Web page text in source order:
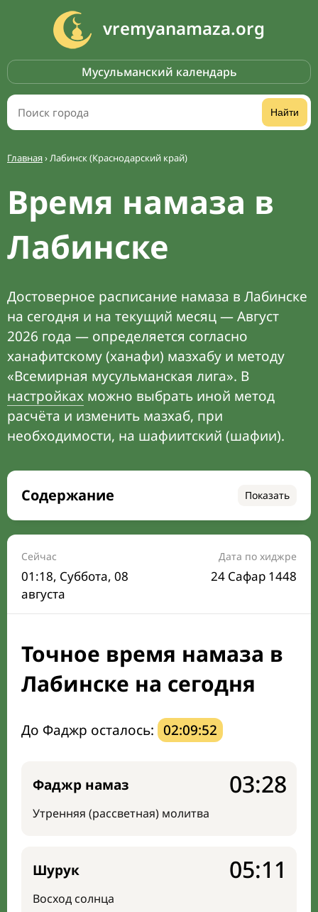
vremyanamaza.org
Мусульманский календарь
Найти
Главная›Лабинск (Краснодарский край)
Время намаза в
Лабинске
Достоверное расписание намаза в Лабинске
на сегодня и на текущий месяц — Август
2026 года — определяется согласно
ханафитскому (ханафи) мазхабу и методу
«Всемирная мусульманская лига». В
настройках можно выбрать иной метод
расчёта и изменить мазхаб, при
необходимости, на шафиитский (шафии).
Содержание Показать
Время намаза на сегодня
Расписание на месяц
Время Сухура и Ифтара на сегодня
Календарь рамадана
Направление киблы
Сейчас
01:18, Суббота, 08
августа
Дата по хиджре
24 Сафар 1448
Точное время намаза в
Лабинске на сегодня
До Фаджр осталось: 02:09:51
Фаджр намаз
Утренняя (рассветная) молитва
03:28
Шурук
Восход солнца
05:11